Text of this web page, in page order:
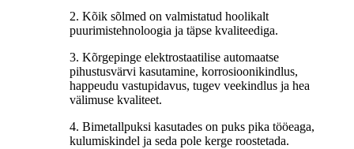
2. Kõik sõlmed on valmistatud hoolikalt
puurimistehnoloogia ja täpse kvaliteediga.
3. Kõrgepinge elektrostaatilise automaatse
pihustusvärvi kasutamine, korrosioonikindlus,
happeudu vastupidavus, tugev veekindlus ja hea
välimuse kvaliteet.
4. Bimetallpuksi kasutades on puks pika tööeaga,
kulumiskindel ja seda pole kerge roostetada.